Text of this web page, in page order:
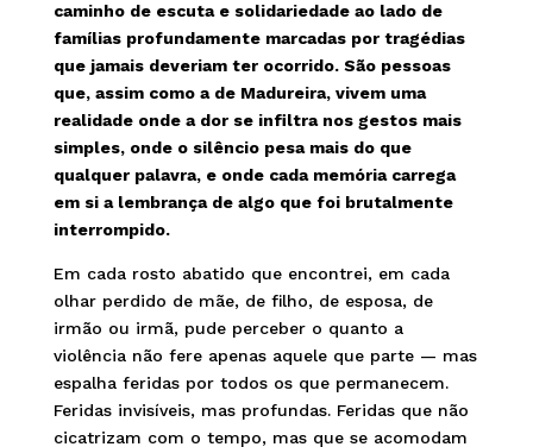
caminho de escuta e solidariedade ao lado de
famílias profundamente marcadas por tragédias
que jamais deveriam ter ocorrido. São pessoas
que, assim como a de Madureira, vivem uma
realidade onde a dor se infiltra nos gestos mais
simples, onde o silêncio pesa mais do que
qualquer palavra, e onde cada memória carrega
em si a lembrança de algo que foi brutalmente
interrompido.
Em cada rosto abatido que encontrei, em cada
olhar perdido de mãe, de filho, de esposa, de
irmão ou irmã, pude perceber o quanto a
violência não fere apenas aquele que parte — mas
espalha feridas por todos os que permanecem.
Feridas invisíveis, mas profundas. Feridas que não
cicatrizam com o tempo, mas que se acomodam